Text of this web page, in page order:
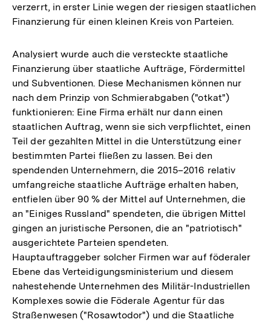
verzerrt, in erster Linie wegen der riesigen staatlichen
Finanzierung für einen kleinen Kreis von Parteien.
Analysiert wurde auch die versteckte staatliche
Finanzierung über staatliche Aufträge, Fördermittel
und Subventionen. Diese Mechanismen können nur
nach dem Prinzip von Schmierabgaben ("otkat")
funktionieren: Eine Firma erhält nur dann einen
staatlichen Auftrag, wenn sie sich verpflichtet, einen
Teil der gezahlten Mittel in die Unterstützung einer
bestimmten Partei fließen zu lassen. Bei den
spendenden Unternehmern, die 2015–2016 relativ
umfangreiche staatliche Aufträge erhalten haben,
entfielen über 90 % der Mittel auf Unternehmen, die
an "Einiges Russland" spendeten, die übrigen Mittel
gingen an juristische Personen, die an "patriotisch"
ausgerichtete Parteien spendeten.
Hauptauftraggeber solcher Firmen war auf föderaler
Ebene das Verteidigungsministerium und diesem
nahestehende Unternehmen des Militär-Industriellen
Komplexes sowie die Föderale Agentur für das
Straßenwesen ("Rosawtodor") und die Staatliche